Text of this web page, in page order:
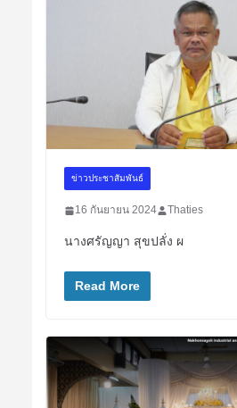
ข่าวประชาสัมพันธ์
16 กันยายน 2024 Thaties
นางศรัญญา สุขปลั่ง ผ
Read More